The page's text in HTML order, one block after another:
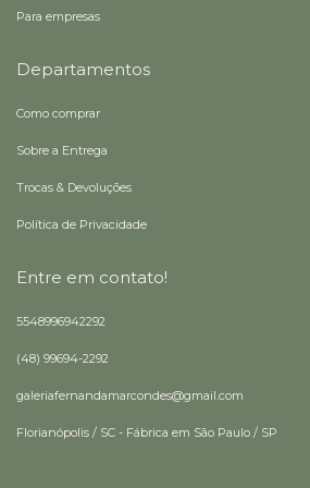
Para empresas
Departamentos
Como comprar
Sobre a Entrega
Trocas & Devoluções
Política de Privacidade
Entre em contato!
5548996942292
(48) 99694-2292
galeriafernandamarcondes@gmail.com
Florianópolis / SC - Fábrica em São Paulo / SP